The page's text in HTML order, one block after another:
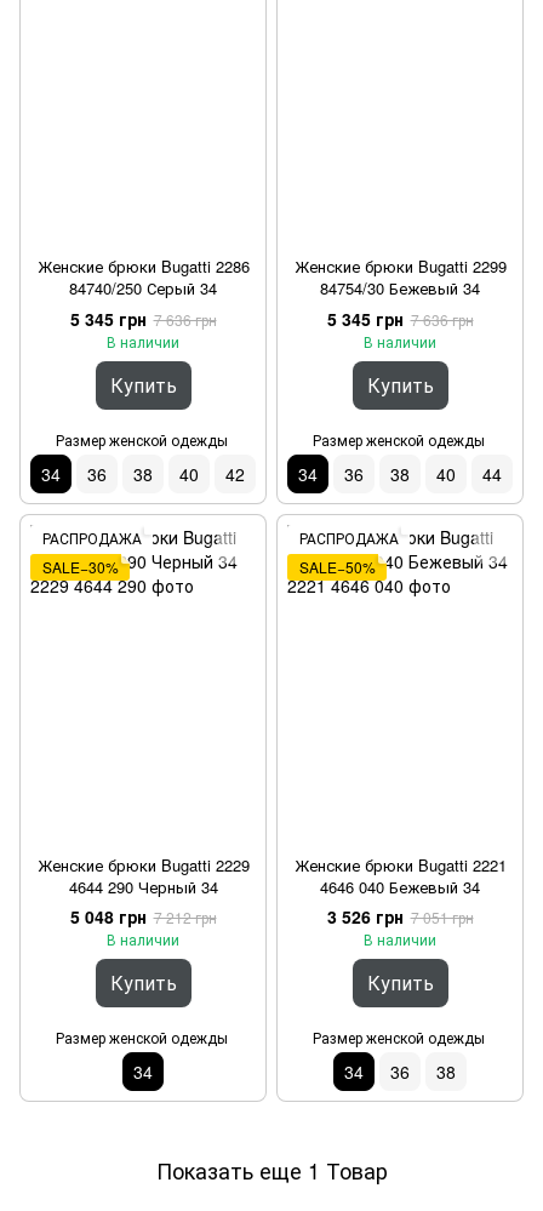
Женские брюки Bugatti 2286
84740/250 Серый 34
5 345 грн 7 636 грн
В наличии
Купить
Размер женской одежды
34 36 38 40 42
Женские брюки Bugatti 2299
84754/30 Бежевый 34
5 345 грн 7 636 грн
В наличии
Купить
Размер женской одежды
34 36 38 40 44
РАСПРОДАЖА
SALE−30%
Женские брюки Bugatti 2229
4644 290 Черный 34
5 048 грн 7 212 грн
В наличии
Купить
Размер женской одежды
34
РАСПРОДАЖА
SALE−50%
Женские брюки Bugatti 2221
4646 040 Бежевый 34
3 526 грн 7 051 грн
В наличии
Купить
Размер женской одежды
34 36 38
Показать еще 1 Товар